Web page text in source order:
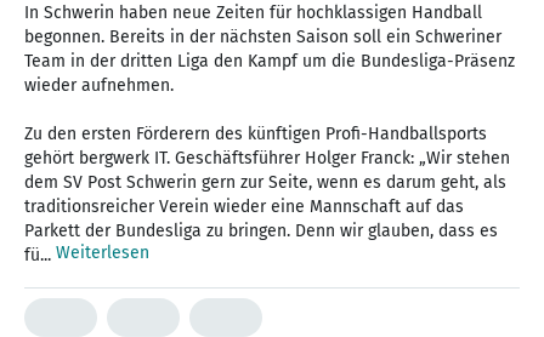
In Schwerin haben neue Zeiten für hochklassigen Handball
begonnen. Bereits in der nächsten Saison soll ein Schweriner
Team in der dritten Liga den Kampf um die Bundesliga-Präsenz
wieder aufnehmen.
Zu den ersten Förderern des künftigen Profi-Handballsports
gehört bergwerk IT. Geschäftsführer Holger Franck: „Wir stehen
dem SV Post Schwerin gern zur Seite, wenn es darum geht, als
traditionsreicher Verein wieder eine Mannschaft auf das
Parkett der Bundesliga zu bringen. Denn wir glauben, dass es
fü... Weiterlesen